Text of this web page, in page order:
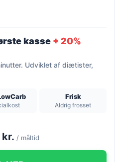
kasse + 20%
Udviklet af diætister,
Frisk
Aldrig frosset
/ måltid